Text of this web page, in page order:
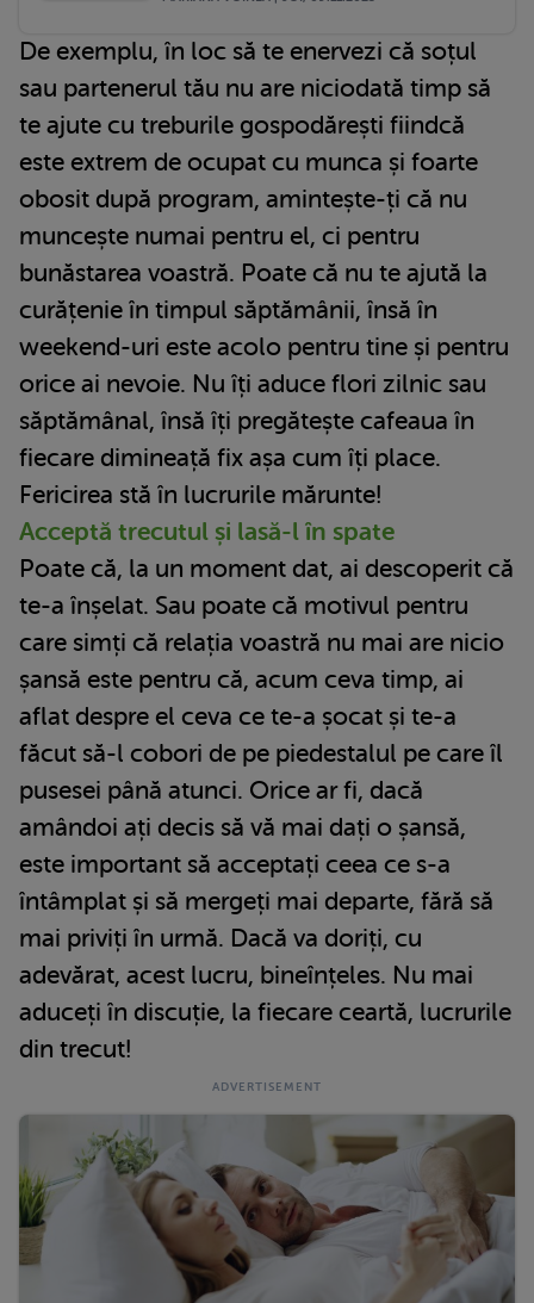
De exemplu, în loc să te enervezi că soțul
sau partenerul tău nu are niciodată timp să
te ajute cu treburile gospodărești fiindcă
este extrem de ocupat cu munca și foarte
obosit după program, amintește-ți că nu
muncește numai pentru el, ci pentru
bunăstarea voastră. Poate că nu te ajută la
curățenie în timpul săptămânii, însă în
weekend-uri este acolo pentru tine și pentru
orice ai nevoie. Nu îți aduce flori zilnic sau
săptămânal, însă îți pregătește cafeaua în
fiecare dimineață fix așa cum îți place.
Fericirea stă în lucrurile mărunte!
Acceptă trecutul și lasă-l în spate
Poate că, la un moment dat, ai descoperit că
te-a înșelat. Sau poate că motivul pentru
care simți că relația voastră nu mai are nicio
șansă este pentru că, acum ceva timp, ai
aflat despre el ceva ce te-a șocat și te-a
făcut să-l cobori de pe piedestalul pe care îl
pusesei până atunci. Orice ar fi, dacă
amândoi ați decis să vă mai dați o șansă,
este important să acceptați ceea ce s-a
întâmplat și să mergeți mai departe, fără să
mai priviți în urmă. Dacă va doriți, cu
adevărat, acest lucru, bineînțeles. Nu mai
aduceți în discuție, la fiecare ceartă, lucrurile
din trecut!